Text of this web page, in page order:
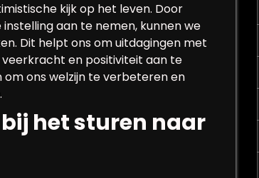
kijk op het leven. Door
aan te nemen, kunnen we
Dit helpt ons om uitdagingen met
en positiviteit aan te
ons welzijn te verbeteren en
het sturen naar